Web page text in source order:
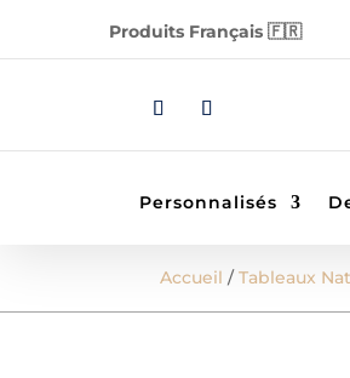
Produits Français 🇫🇷
Personnalisés
Accueil /Tableaux